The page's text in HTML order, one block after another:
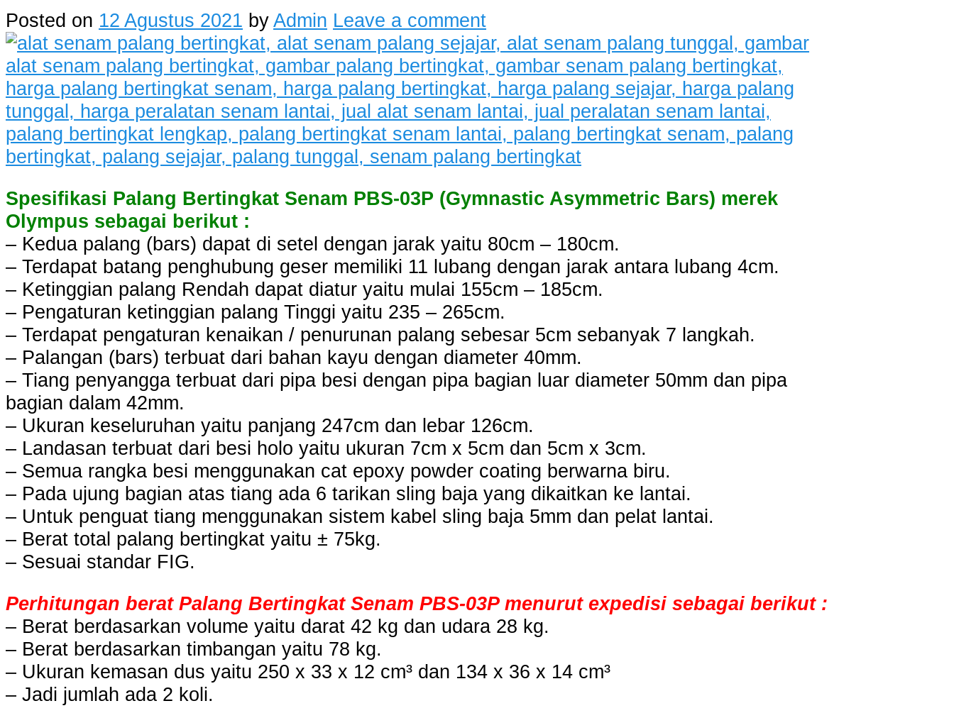
Posted on 12 Agustus 2021 byAdmin Leave a comment
Spesifikasi Palang Bertingkat Senam PBS-03P (Gymnastic Asymmetric Bars) merek
Olympus sebagai berikut :
– Kedua palang (bars) dapat di setel dengan jarak yaitu 80cm – 180cm.
– Terdapat batang penghubung geser memiliki 11 lubang dengan jarak antara lubang 4cm.
– Ketinggian palang Rendah dapat diatur yaitu mulai 155cm – 185cm.
– Pengaturan ketinggian palang Tinggi yaitu 235 – 265cm.
– Terdapat pengaturan kenaikan / penurunan palang sebesar 5cm sebanyak 7 langkah.
– Palangan (bars) terbuat dari bahan kayu dengan diameter 40mm.
– Tiang penyangga terbuat dari pipa besi dengan pipa bagian luar diameter 50mm dan pipa
bagian dalam 42mm.
– Ukuran keseluruhan yaitu panjang 247cm dan lebar 126cm.
– Landasan terbuat dari besi holo yaitu ukuran 7cm x 5cm dan 5cm x 3cm.
– Semua rangka besi menggunakan cat epoxy powder coating berwarna biru.
– Pada ujung bagian atas tiang ada 6 tarikan sling baja yang dikaitkan ke lantai.
– Untuk penguat tiang menggunakan sistem kabel sling baja 5mm dan pelat lantai.
– Berat total palang bertingkat yaitu ± 75kg.
– Sesuai standar FIG.
Perhitungan berat Palang Bertingkat Senam PBS-03P menurut expedisi sebagai berikut :
– Berat berdasarkan volume yaitu darat 42 kg dan udara 28 kg.
– Berat berdasarkan timbangan yaitu 78 kg.
– Ukuran kemasan dus yaitu 250 x 33 x 12 cm³ dan 134 x 36 x 14 cm³
– Jadi jumlah ada 2 koli.